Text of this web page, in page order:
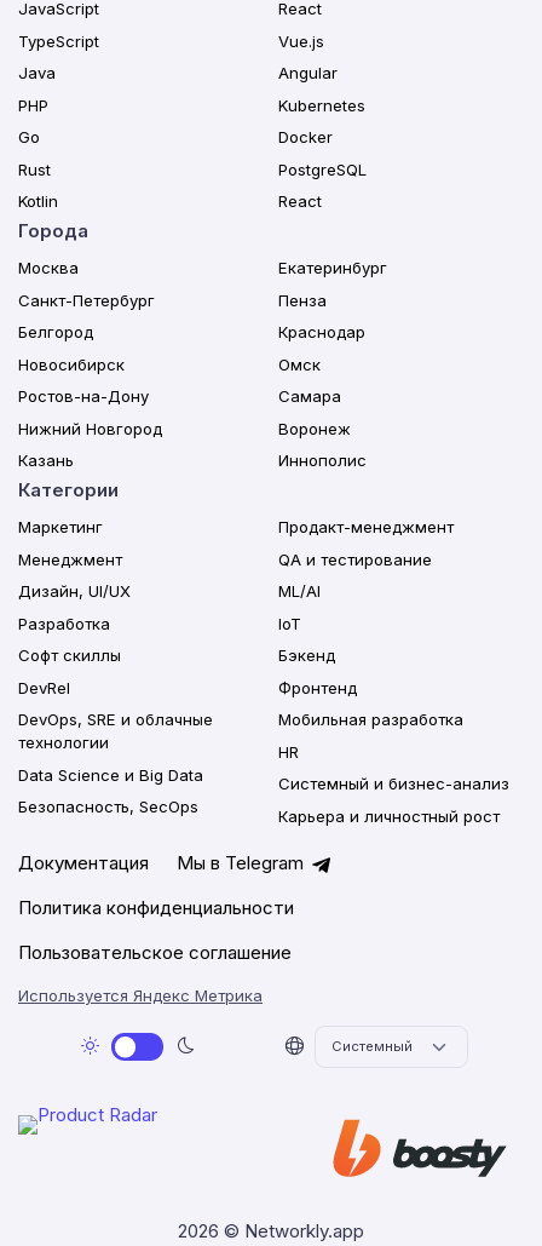
JavaScript
TypeScript
Java
PHP
Go
Rust
Kotlin
React
Vue.js
Angular
Kubernetes
Docker
PostgreSQL
React
Города
Москва
Санкт-Петербург
Белгород
Новосибирск
Ростов-на-Дону
Нижний Новгород
Казань
Екатеринбург
Пенза
Краснодар
Омск
Самара
Воронеж
Иннополис
Категории
Маркетинг
Менеджмент
Дизайн, UI/UX
Разработка
Софт скиллы
DevRel
DevOps, SRE и облачные
технологии
Data Science и Big Data
Безопасность, SecOps
Продакт-менеджмент
QA и тестирование
ML/AI
IoT
Бэкенд
Фронтенд
Мобильная разработка
HR
Системный и бизнес-анализ
Карьера и личностный рост
Документация
Мы в Telegram
Политика конфиденциальности
Пользовательское соглашение
Используется Яндекс Метрика
2026 © Networkly.app